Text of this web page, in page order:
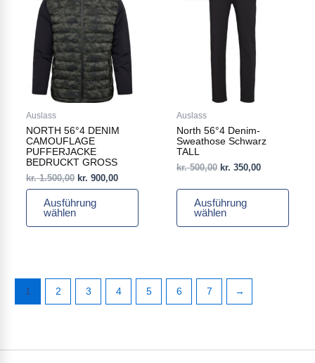
Auslass
NORTH 56°4 DENIM
CAMOUFLAGE
PUFFERJACKE
BEDRUCKT GROSS
kr.1.500,00
kr. 1.500,00
kr. 900,00
kr. 900,00.
Ausführung
wählen
mehrere
Varianten
auf.
Die
Optionen
können
der
Produktseite
gewählt
werden
Auslass
North 56°4 Denim-
Sweathose Schwarz
TALL
kr.500,00
kr. 500,00
kr. 350,00
Ausführung
wählen
mehrere
Optionen
der
Produktseite
gewählt
werden
1 2 3 4 5 6 7 →